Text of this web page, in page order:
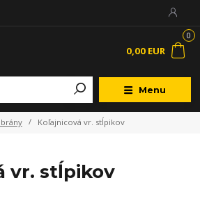
Menu
0
0,00 EUR
Koľajnicová vr. stĺpikov
vr. stĺpikov